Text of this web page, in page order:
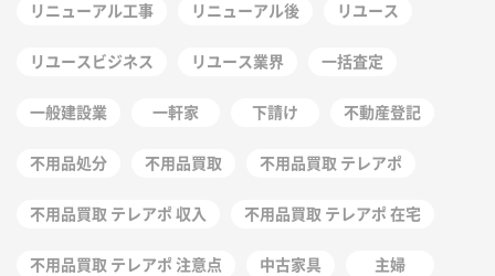
リニューアル工事 リニューアル後 リユース
リユースビジネス リユース業界 一括査定
一般建設業 一軒家 下請け 不動産登記
不用品処分 不用品買取 不用品買取 テレアポ
不用品買取 テレアポ 収入 不用品買取 テレアポ 在宅
不用品買取 テレアポ 注意点 中古家具 主婦